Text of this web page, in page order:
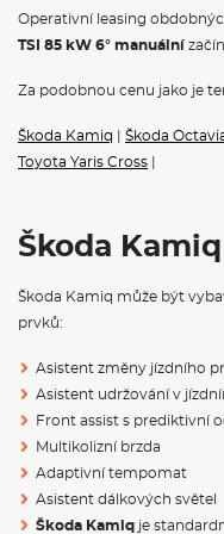
Regulace sklonu
Tempomat s
Kapsy na zadní části
Parkovací kamera
Dvoubarevné
Hlídání mrtvého úhlu
Přední mlhové
Ukazatel stavu
Systém Start/Stop
Deštník ve dveřích
Sklopné klíčky
USB-C u vnitřního
Operativní leasing
TSI 85 kW 6° manuální
Za podobnou cenu jako je
Škoda Kamiq Škoda
Toyota Yaris Cross
Škoda
Škoda Kamiq může být
prvků:
Asistent změny jízdního
Asistent udržování v
Front assist s prediktivní
Multikolizní brzda
Adaptivní tempomat
Asistent dálkových světel
Škoda Kamiq je